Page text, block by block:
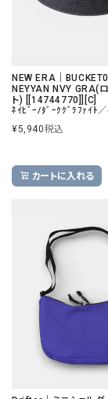
NEW ERA｜
NEYYAN NVY GRA(
ト) [[14744770]][C]
ﾈｲﾋﾞｰ/ﾀﾞｰｸｸﾞﾗﾌｧｲﾄ
¥5,940税込
カートに入れる